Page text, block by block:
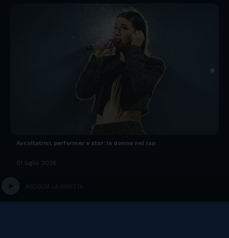
Ascoltatrici, performer e star: le donne nel rap
01 luglio 2026